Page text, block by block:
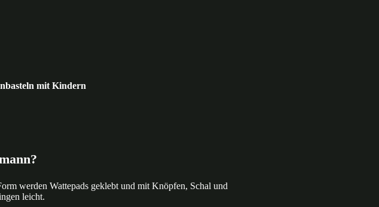
mit Kindern
werden Wattepads geklebt und mit Knöpfen, Schal und
leicht.